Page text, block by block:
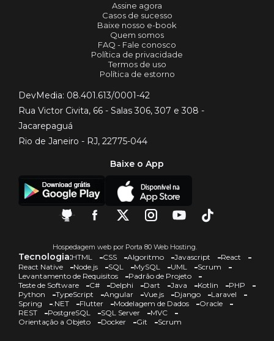
Assine agora
Casos de sucesso
Baixe nosso e-book
Quem somos
FAQ - Fale conosco
Política de privacidade
Termos de uso
Política de estorno
DevMedia: 08.401.613/0001-42
Rua Victor Civita, 66 - Salas 306, 307 e 308 -
Jacarepaguá
Rio de Janeiro - RJ, 22775-044
Baixe o App
Hospedagem web por Porta 80 Web Hosting.
Tecnologia:HTML CSS Algoritmo Javascript
React
React Native
Node.js SQL MySQL UML
Scrum
Levantamento de Requisitos
Padrão de Projeto
Teste de Software
C# Delphi Dart Java Kotlin
PHP
Python
TypeScript Angular Vue.js Django
Laravel
Spring
.NET Flutter Modelagem de Dados
Oracle
REST
PostgreSQL SQL Server
MVC
Orientação a Objeto
Docker Git Scrum